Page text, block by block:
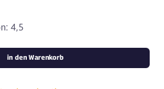
4,5
in den Warenkorb